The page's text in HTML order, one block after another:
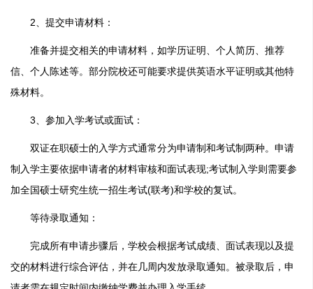
2、提交申请材料：
准备并提交相关的申请材料，如学历证明、个人简历、推荐
信、个人陈述等。部分院校还可能要求提供英语水平证明或其他特
殊材料。
3、参加入学考试或面试：
双证在职硕士的入学方式通常分为申请制和考试制两种。申请
制入学主要依据申请者的材料审核和面试表现;考试制入学则需要参
加全国硕士研究生统一招生考试(联考)和学校的复试。
等待录取通知：
完成所有申请步骤后，学校会根据考试成绩、面试表现以及提
交的材料进行综合评估，并在几周内发放录取通知。被录取后，申